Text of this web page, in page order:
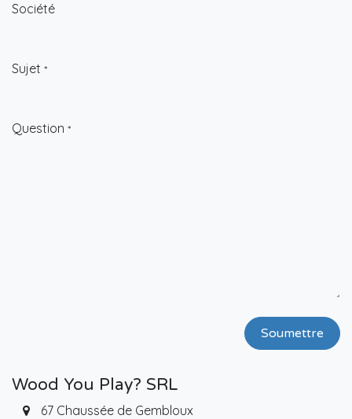
Société
Sujet *
Question *
Soumettre
Wood You Play? SRL
67 Chaussée de Gembloux